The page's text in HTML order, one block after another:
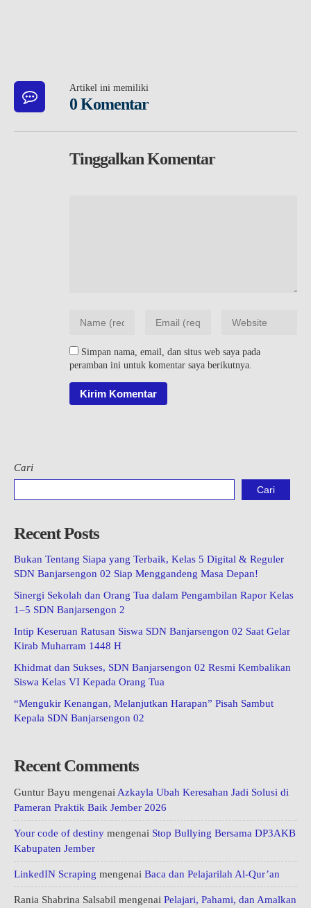
Artikel ini memiliki
0 Komentar
Tinggalkan Komentar
Simpan nama, email, dan situs web saya pada
peramban ini untuk komentar saya berikutnya.
Cari
Cari
Recent Posts
Bukan Tentang Siapa yang Terbaik, Kelas 5 Digital & Reguler
SDN Banjarsengon 02 Siap Menggandeng Masa Depan!
Sinergi Sekolah dan Orang Tua dalam Pengambilan Rapor Kelas
1–5 SDN Banjarsengon 2
Intip Keseruan Ratusan Siswa SDN Banjarsengon 02 Saat Gelar
Kirab Muharram 1448 H
Khidmat dan Sukses, SDN Banjarsengon 02 Resmi Kembalikan
Siswa Kelas VI Kepada Orang Tua
“Mengukir Kenangan, Melanjutkan Harapan” Pisah Sambut
Kepala SDN Banjarsengon 02
Recent Comments
Guntur Bayu mengenai Azkayla Ubah Keresahan Jadi Solusi di
Pameran Praktik Baik Jember 2026
Your code of destiny mengenai Stop Bullying Bersama DP3AKB
Kabupaten Jember
LinkedIN Scraping mengenai Baca dan Pelajarilah Al-Qur’an
Rania Shabrina Salsabil mengenai Pelajari, Pahami, dan Amalkan